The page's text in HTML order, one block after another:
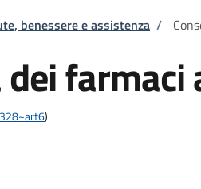
benessere e assistenza /
dei
)